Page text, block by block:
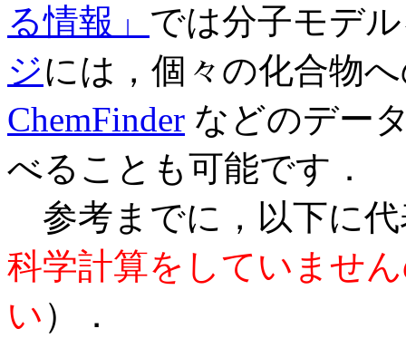
る情報」 では分子モデ
ジには，個々の化合物
ChemFinder などのデー
べることも可能です．
参考までに，以下に
科学計算をしていませ
い ）．